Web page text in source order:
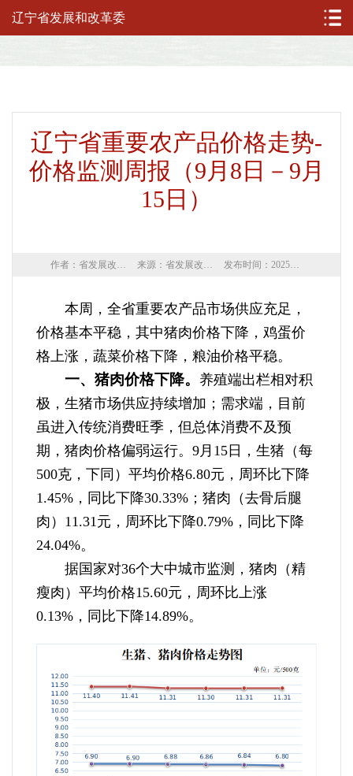
辽宁省发展和改革委
辽宁省重要农产品价格走势-
价格监测周报（9月8日－9月
15日）
作者：省发展改革委 来源：省发展改革委 发布时间：2025年09月16日
本周，全省重要农产品市场供应充足，
价格基本平稳，其中猪肉价格下降，鸡蛋价
格上涨，蔬菜价格下降，粮油价格平稳。
一、猪肉价格下降。 养殖端出栏相对积
极，生猪市场供应持续增加；需求端，目前
虽进入传统消费旺季，但总体消费不及预
期，猪肉价格偏弱运行。9月15日，生猪（每
500克，下同）平均价格6.80元，周环比下降
1.45%，同比下降30.33%；猪肉（去骨后腿
肉）11.31元，周环比下降0.79%，同比下降
24.04%。
据国家对36个大中城市监测，猪肉（精
瘦肉）平均价格15.60元，周环比上涨
0.13%，同比下降14.89%。